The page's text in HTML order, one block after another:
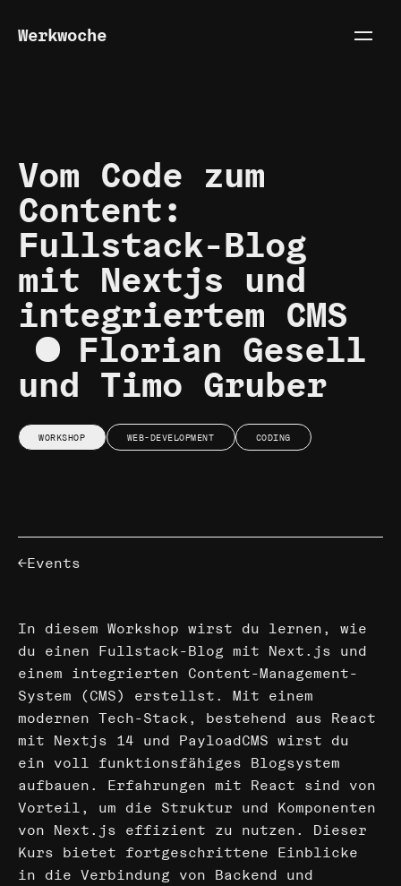
Werkwoche
Vom Code zum
Content:
Fullstack-Blog
mit Nextjs und
integriertem CMS
Florian Gesell
und Timo Gruber
WORKSHOP WEB-DEVELOPMENT CODING
Events
In diesem Workshop wirst du lernen, wie
du einen Fullstack-Blog mit Next.js und
einem integrierten Content-Management-
System (CMS) erstellst. Mit einem
modernen Tech-Stack, bestehend aus React
mit Nextjs 14 und PayloadCMS wirst du
ein voll funktionsfähiges Blogsystem
aufbauen. Erfahrungen mit React sind von
Vorteil, um die Struktur und Komponenten
von Next.js effizient zu nutzen. Dieser
Kurs bietet fortgeschrittene Einblicke
in die Verbindung von Backend und